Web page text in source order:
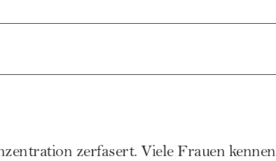
zerfasert. Viele Frauen kennen